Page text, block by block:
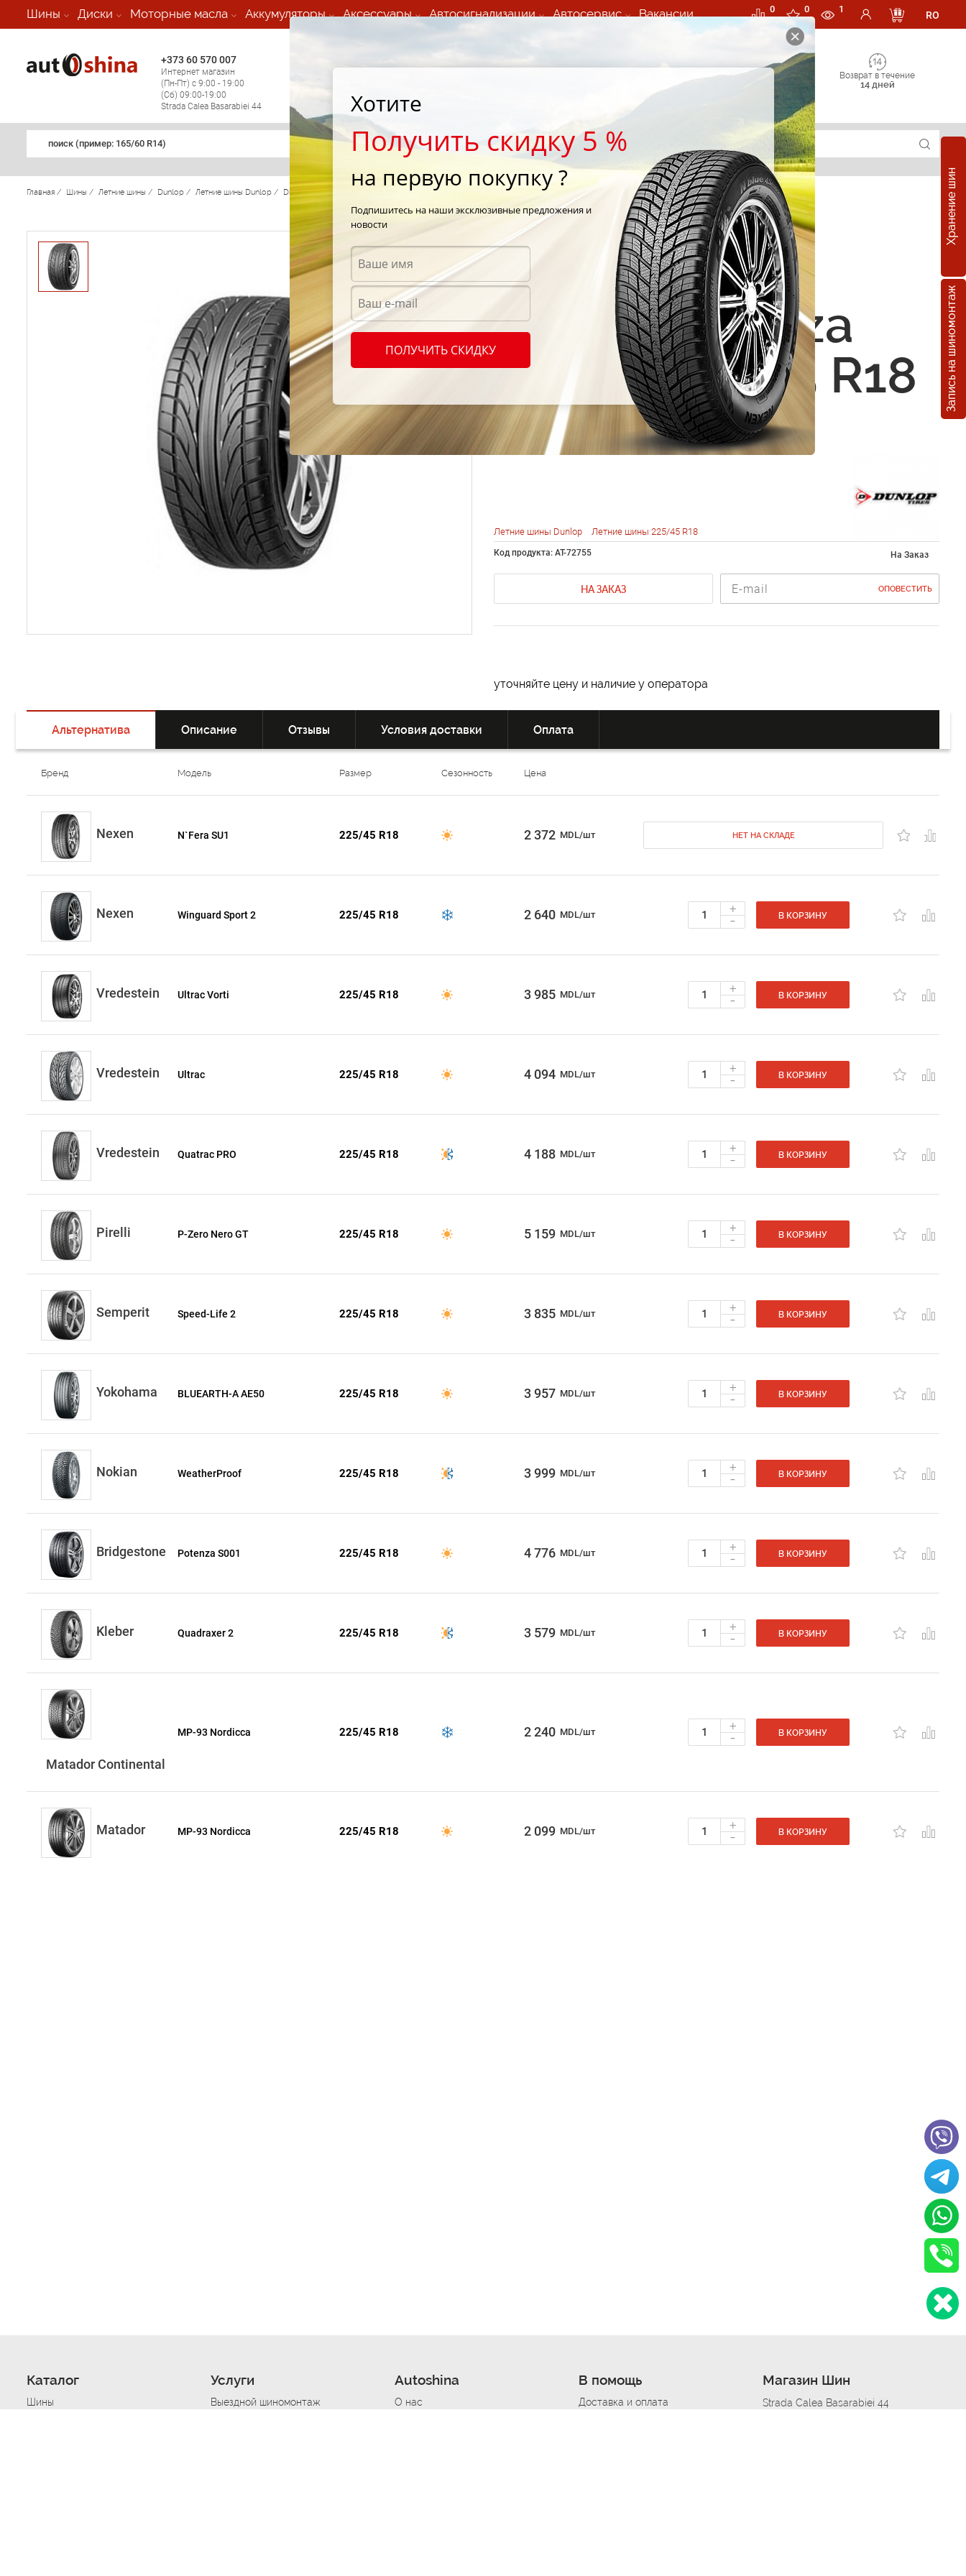
Шины Диски Моторные масла Аккумуляторы Аксессуары Автосигнализации Автосервис Вакансии 0 0 1
RO
+373 60 570 007
Интернет магазин
(Пн-Пт) с 9:00 - 19:00
(Сб) 09:00-19:00
Strada Calea Basarabiei 44
Мобильный шиномонтаж 24/7
Возврат в течение
14 дней
поиск (примеp: 165/60 R14)
Хранение шин
Запись на шиномонтаж
Главная / Шины / Летние шины / Dunlop / Летние шины Dunlop / Direzza DZ101 Dunlop Direzza DZ101 225/45 R18 95W
Летние шины
Dunlop Direzza
DZ101 225/45 R18
95W
Летние шины Dunlop Летние шины 225/45 R18
Код продукта: AT-72755 На Заказ
НА ЗАКАЗ ОПОВЕСТИТЬ
уточняйте цену и наличие у оператора
Альтернатива Описание Отзывы Условия доставки Оплата
Бренд Модель Размер Сезонность Цена
Nexen N`Fera SU1 225/45 R18 2 372 MDL/шт НЕТ НА СКЛАДЕ
Nexen Winguard Sport 2 225/45 R18 2 640 MDL/шт +
- В КОРЗИНУ
Vredestein Ultrac Vorti 225/45 R18 3 985 MDL/шт +
- В КОРЗИНУ
Vredestein Ultrac 225/45 R18 4 094 MDL/шт +
- В КОРЗИНУ
Vredestein Quatrac PRO 225/45 R18 4 188 MDL/шт +
- В КОРЗИНУ
Pirelli P-Zero Nero GT 225/45 R18 5 159 MDL/шт +
- В КОРЗИНУ
Semperit Speed-Life 2 225/45 R18 3 835 MDL/шт +
- В КОРЗИНУ
Yokohama BLUEARTH-A AE50 225/45 R18 3 957 MDL/шт +
- В КОРЗИНУ
Nokian WeatherProof 225/45 R18 3 999 MDL/шт +
- В КОРЗИНУ
Bridgestone Potenza S001 225/45 R18 4 776 MDL/шт +
- В КОРЗИНУ
Kleber Quadraxer 2 225/45 R18 3 579 MDL/шт +
- В КОРЗИНУ
Matador Continental
MP-93 Nordicca 225/45 R18 2 240 MDL/шт +
- В КОРЗИНУ
Matador MP-93 Nordicca 225/45 R18 2 099 MDL/шт +
- В КОРЗИНУ
Каталог
Шины
Услуги
Выездной шиномонтаж
Autoshina
О нас
В помощь
Доставка и оплата
Магазин Шин
Strada Calea Basarabiei 44
Хотите
Получить скидку 5 %
на первую покупку ?
Подпишитесь на наши эксклюзивные предложения и
новости
ПОЛУЧИТЬ СКИДКУ